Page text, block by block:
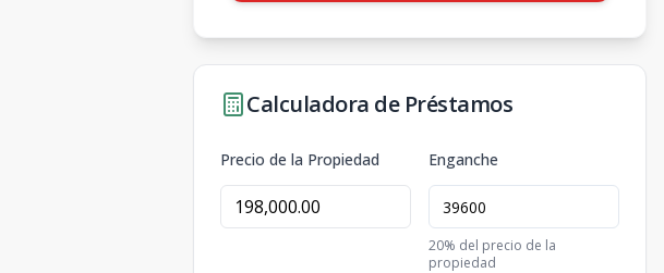
Calculadora de Préstamos
Precio de la Propiedad Enganche
20% del precio de la
propiedad